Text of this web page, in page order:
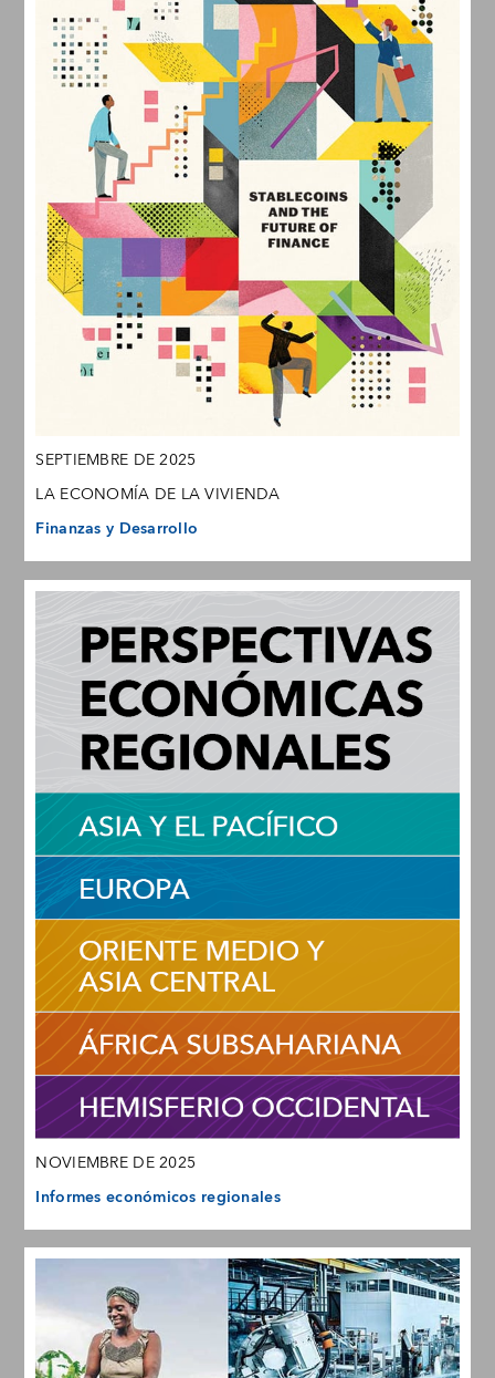
SEPTIEMBRE DE 2025
LA ECONOMÍA DE LA VIVIENDA
Finanzas y Desarrollo
NOVIEMBRE DE 2025
Informes económicos regionales